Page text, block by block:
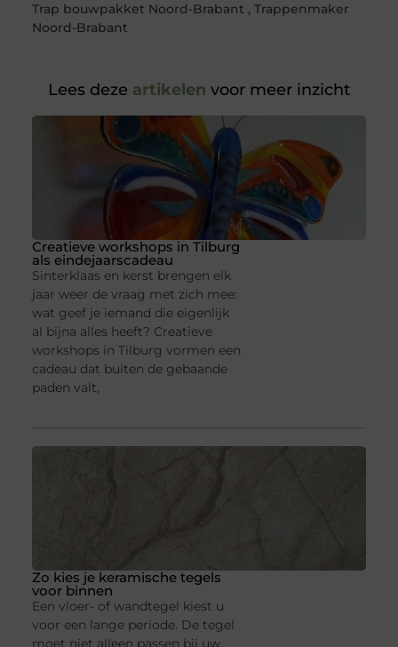
Trap bouwpakket Noord-Brabant , Trappenmaker
Noord-Brabant
Lees deze artikelen voor meer inzicht
Creatieve workshops in Tilburg
als eindejaarscadeau
Sinterklaas en kerst brengen elk
jaar weer de vraag met zich mee:
wat geef je iemand die eigenlijk
al bijna alles heeft? Creatieve
workshops in Tilburg vormen een
cadeau dat buiten de gebaande
paden valt,
Zo kies je keramische tegels
voor binnen
Een vloer- of wandtegel kiest u
voor een lange periode. De tegel